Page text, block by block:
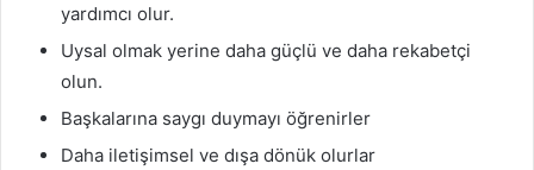
yardımcı olur.
Uysal olmak yerine daha güçlü ve daha rekabetçi
olun.
Başkalarına saygı duymayı öğrenirler
Daha iletişimsel ve dışa dönük olurlar